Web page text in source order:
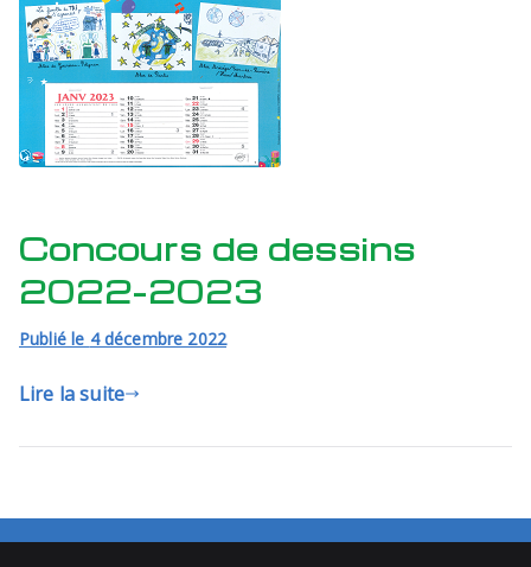
Concours de dessins
2022-2023
Publié le 4 décembre 2022
Lire la suite